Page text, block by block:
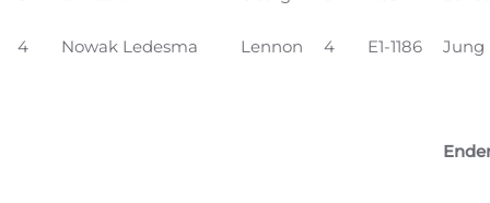
4 Nowak Ledesma Lennon 4 E1-1186 Jung